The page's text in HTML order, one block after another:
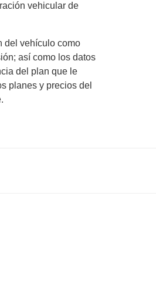
vehicular de
del vehículo como
así como los datos
del plan que le
planes y precios del